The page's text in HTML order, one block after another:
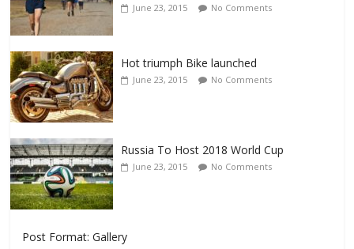
June 23, 2015 No Comments
Hot triumph Bike launched
June 23, 2015 No Comments
Russia To Host 2018 World Cup
June 23, 2015 No Comments
Post Format: Gallery